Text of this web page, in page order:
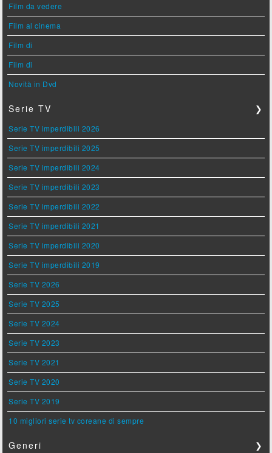
Film da vedere
Film al cinema
Film di
Film di
Novità in Dvd
Serie TV ❯
Serie TV imperdibili 2026
Serie TV imperdibili 2025
Serie TV imperdibili 2024
Serie TV imperdibili 2023
Serie TV imperdibili 2022
Serie TV imperdibili 2021
Serie TV imperdibili 2020
Serie TV imperdibili 2019
Serie TV 2026
Serie TV 2025
Serie TV 2024
Serie TV 2023
Serie TV 2021
Serie TV 2020
Serie TV 2019
10 migliori serie tv coreane di sempre
Generi ❯